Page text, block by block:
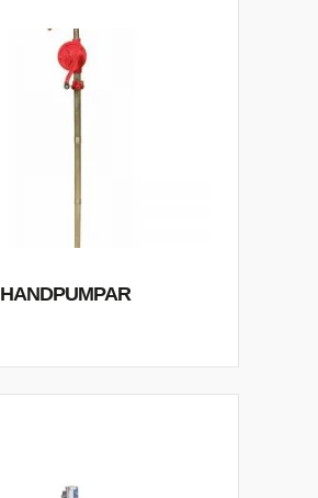
HANDPUMPAR